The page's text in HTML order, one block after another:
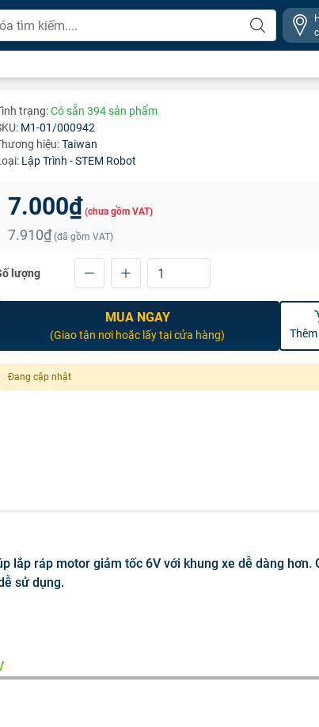
trạng:Có sẵn 394 sản phẩm
M1-01/000942
hiệu:Taiwan
Lập Trình - STEM Robot
7.000₫ (chưa gồm VAT)
7.910₫ (đã gồm VAT)
lượng
MUA NGAY
(Giao tận nơi hoặc lấy tại cửa hàng)
Đang cập nhật
lắp ráp motor giảm tốc 6V với khung xe dễ dàng hơn.
sử dụng.